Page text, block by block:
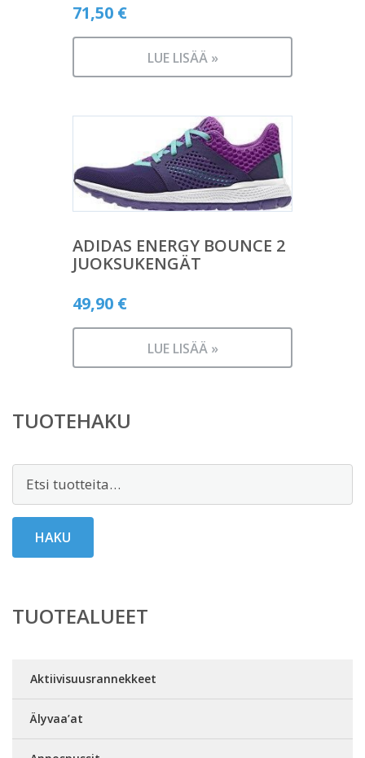
71,50 €
LUE LISÄÄ »
ADIDAS ENERGY BOUNCE 2
JUOKSUKENGÄT
49,90 €
LUE LISÄÄ »
TUOTEHAKU
Etsi:
HAKU
TUOTEALUEET
Aktiivisuusrannekkeet
Älyvaa’at